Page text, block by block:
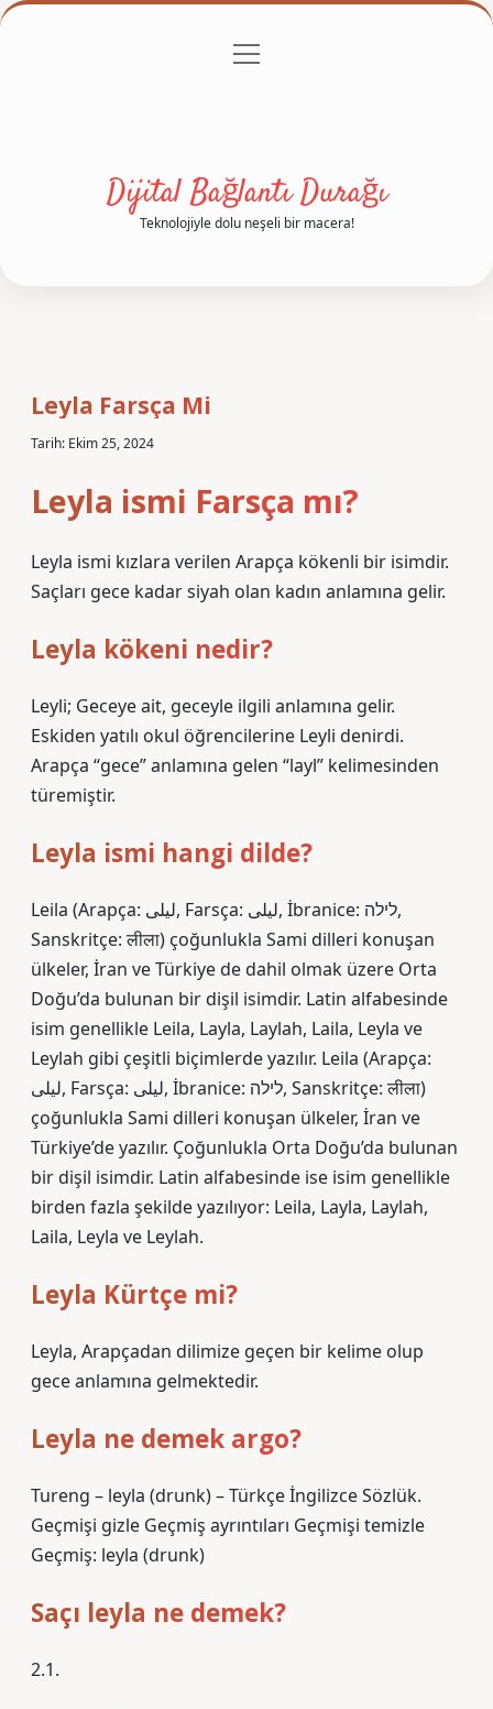
Gizlilik Politikası
menüyü
Dijital Bağlantı Durağı
Teknolojiyle dolu neşeli bir macera!
Leyla Farsça Mi
Tarih: Ekim 25, 2024
Leyla ismi Farsça mı?
Leyla ismi kızlara verilen Arapça kökenli bir isimdir.
Saçları gece kadar siyah olan kadın anlamına gelir.
Leyla kökeni nedir?
Leyli; Geceye ait, geceyle ilgili anlamına gelir.
Eskiden yatılı okul öğrencilerine Leyli denirdi.
Arapça “gece” anlamına gelen “layl” kelimesinden
türemiştir.
Leyla ismi hangi dilde?
Leila (Arapça: ليلى‎, Farsça: ليلى, İbranice: לילה,
Sanskritçe: लीला) çoğunlukla Sami dilleri konuşan
ülkeler, İran ve Türkiye de dahil olmak üzere Orta
Doğu’da bulunan bir dişil isimdir. Latin alfabesinde
isim genellikle Leila, Layla, Laylah, Laila, Leyla ve
Leylah gibi çeşitli biçimlerde yazılır. Leila (Arapça:
ليلى‎, Farsça: ليلى, İbranice: לילה, Sanskritçe: लीला)
çoğunlukla Sami dilleri konuşan ülkeler, İran ve
Türkiye’de yazılır. Çoğunlukla Orta Doğu’da bulunan
bir dişil isimdir. Latin alfabesinde ise isim genellikle
birden fazla şekilde yazılıyor: Leila, Layla, Laylah,
Laila, Leyla ve Leylah.
Leyla Kürtçe mi?
Leyla, Arapçadan dilimize geçen bir kelime olup
gece anlamına gelmektedir.
Leyla ne demek argo?
Tureng – leyla (drunk) – Türkçe İngilizce Sözlük.
Geçmişi gizle Geçmiş ayrıntıları Geçmişi temizle
Geçmiş: leyla (drunk)
Saçı leyla ne demek?
2.1.